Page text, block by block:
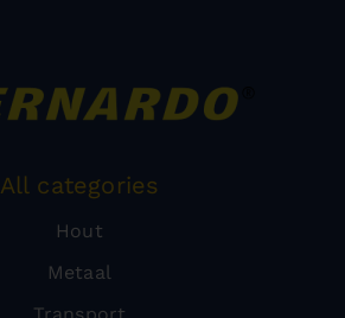
All categories
Hout
Metaal